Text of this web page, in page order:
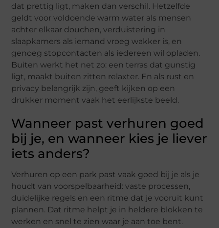
dat prettig ligt, maken dan verschil. Hetzelfde
geldt voor voldoende warm water als mensen
achter elkaar douchen, verduistering in
slaapkamers als iemand vroeg wakker is, en
genoeg stopcontacten als iedereen wil opladen.
Buiten werkt het net zo: een terras dat gunstig
ligt, maakt buiten zitten relaxter. En als rust en
privacy belangrijk zijn, geeft kijken op een
drukker moment vaak het eerlijkste beeld.
Wanneer past verhuren goed
bij je, en wanneer kies je liever
iets anders?
Verhuren op een park past vaak goed bij je als je
houdt van voorspelbaarheid: vaste processen,
duidelijke regels en een ritme dat je vooruit kunt
plannen. Dat ritme helpt je in heldere blokken te
werken en snel te zien waar je aan toe bent.